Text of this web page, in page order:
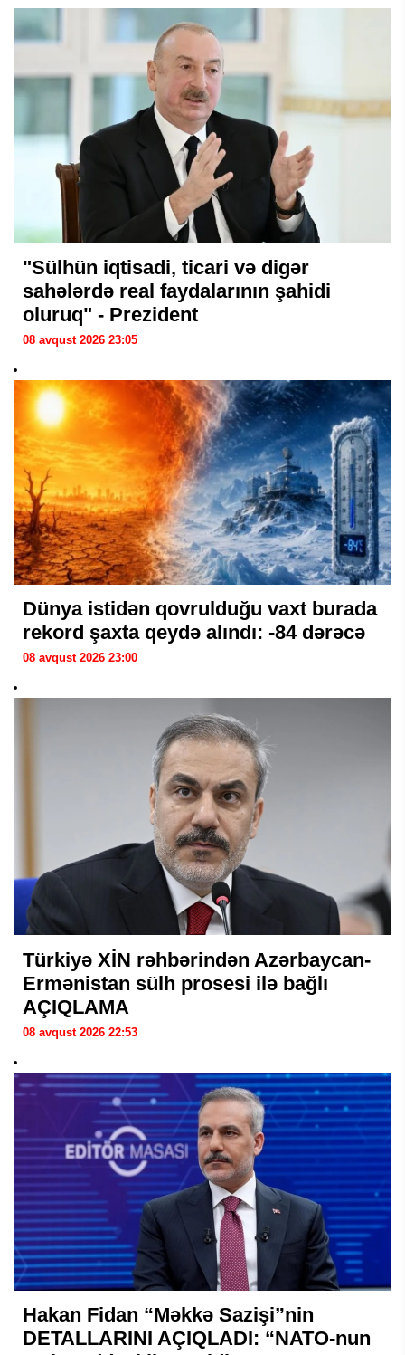
"Sülhün iqtisadi, ticari və digər
sahələrdə real faydalarının şahidi
oluruq" - Prezident
08 avqust 2026 23:05
Dünya istidən qovrulduğu vaxt burada
rekord şaxta qeydə alındı: -84 dərəcə
08 avqust 2026 23:00
Türkiyə XİN rəhbərindən Azərbaycan-
Ermənistan sülh prosesi ilə bağlı
AÇIQLAMA
08 avqust 2026 22:53
Hakan Fidan “Məkkə Sazişi”nin
DETALLARINI AÇIQLADI: “NATO-nun